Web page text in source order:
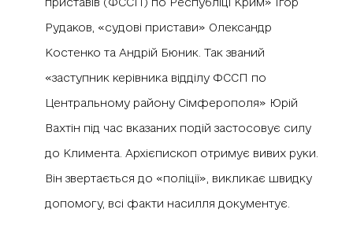
Рудаков, «судові пристави» Олександр
Костенко та Андрій Бюник. Так званий
«заступник керівника відділу ФССП по
Центральному району Сімферополя» Юрій
Вахтін під час вказаних подій застосовує силу
до Климента. Архієпископ отримує вивих руки.
Він звертається до «поліції», викликає швидку
допомогу, всі факти насилля документує.